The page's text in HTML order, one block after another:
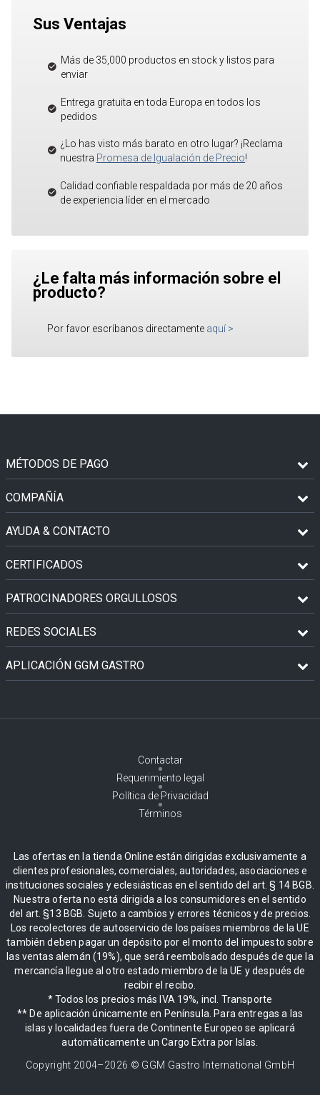
Sus Ventajas
Más de 35,000 productos en stock y listos para
enviar
Entrega gratuita en toda Europa en todos los
pedidos
¿Lo has visto más barato en otro lugar? ¡Reclama
nuestra Promesa de Igualación de Precio!
Calidad confiable respaldada por más de 20 años
de experiencia líder en el mercado
¿Le falta más información sobre el
producto?
Por favor escríbanos directamente aquí >
MÉTODOS DE PAGO
COMPAÑÍA
AYUDA & CONTACTO
CERTIFICADOS
PATROCINADORES ORGULLOSOS
REDES SOCIALES
APLICACIÓN GGM GASTRO
Contactar
Requerimiento legal
Política de Privacidad
Términos
Las ofertas en la tienda Online están dirigidas exclusivamente a
clientes profesionales, comerciales, autoridades, asociaciones e
instituciones sociales y eclesiásticas en el sentido del art. § 14 BGB.
Nuestra oferta no está dirigida a los consumidores en el sentido
del art. §13 BGB. Sujeto a cambios y errores técnicos y de precios.
Los recolectores de autoservicio de los países miembros de la UE
también deben pagar un depósito por el monto del impuesto sobre
las ventas alemán (19%), que será reembolsado después de que la
mercancía llegue al otro estado miembro de la UE y después de
recibir el recibo.
* Todos los precios más IVA 19%, incl. Transporte
** De aplicación únicamente en Península. Para entregas a las
islas y localidades fuera de Continente Europeo se aplicará
automáticamente un Cargo Extra por Islas.
Copyright 2004–2026 © GGM Gastro International GmbH